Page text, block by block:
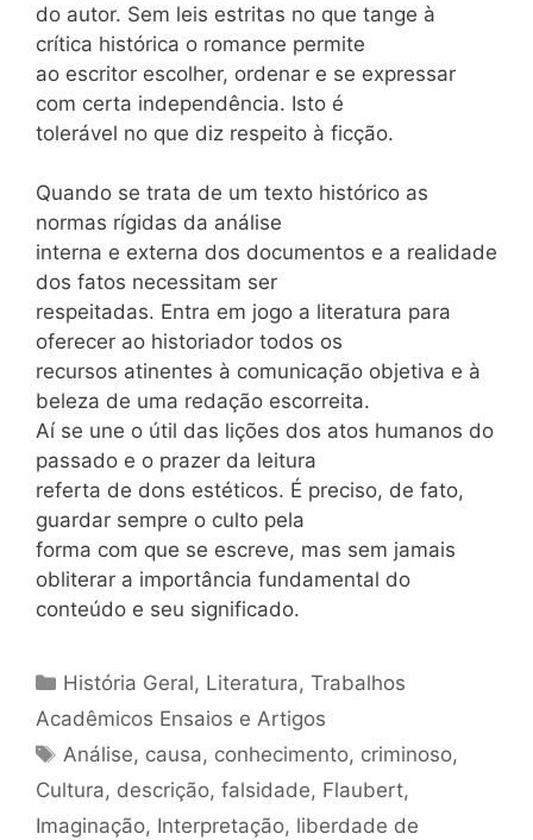
do autor. Sem leis estritas no que tange à
crítica histórica o romance permite
ao escritor escolher, ordenar e se expressar
com certa independência. Isto é
tolerável no que diz respeito à ficção.
Quando se trata de um texto histórico as
normas rígidas da análise
interna e externa dos documentos e a realidade
dos fatos necessitam ser
respeitadas. Entra em jogo a literatura para
oferecer ao historiador todos os
recursos atinentes à comunicação objetiva e à
beleza de uma redação escorreita.
Aí se une o útil das lições dos atos humanos do
passado e o prazer da leitura
referta de dons estéticos. É preciso, de fato,
guardar sempre o culto pela
forma com que se escreve, mas sem jamais
obliterar a importância fundamental do
conteúdo e seu significado.
Categorias
História Geral, Literatura,Trabalhos
Acadêmicos Ensaios e Artigos
Tags
Análise, causa, conhecimento, criminoso,
Cultura, descrição, falsidade, Flaubert,
Imaginação, Interpretação, liberdade de